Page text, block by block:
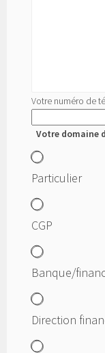
Votre numéro de
Votre domaine
Particulier
CGP
Banque/
Direction